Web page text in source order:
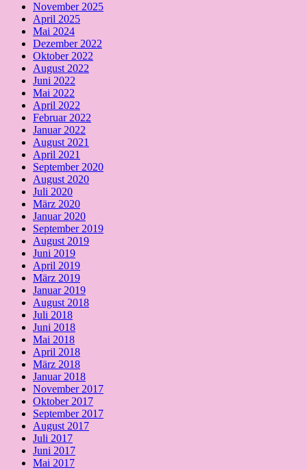
November 2025
April 2025
Mai 2024
Dezember 2022
Oktober 2022
August 2022
Juni 2022
Mai 2022
April 2022
Februar 2022
Januar 2022
August 2021
April 2021
September 2020
August 2020
Juli 2020
März 2020
Januar 2020
September 2019
August 2019
Juni 2019
April 2019
März 2019
Januar 2019
August 2018
Juli 2018
Juni 2018
Mai 2018
April 2018
März 2018
Januar 2018
November 2017
Oktober 2017
September 2017
August 2017
Juli 2017
Juni 2017
Mai 2017